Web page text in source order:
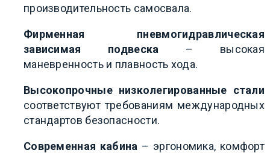
производительность самосвала.
Фирменная пневмогидравлическая
зависимая подвеска – высокая
маневренность и плавность хода.
Высокопрочные низколегированные стали
соответствуют требованиям международных
стандартов безопасности.
Современная кабина – эргономика, комфорт